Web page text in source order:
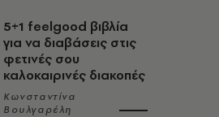
5+1 feelgood βιβλία
για να διαβάσεις στις
φετινές σου
καλοκαιρινές διακοπές
Κωνσταντίνα
Βουλγαρέλη